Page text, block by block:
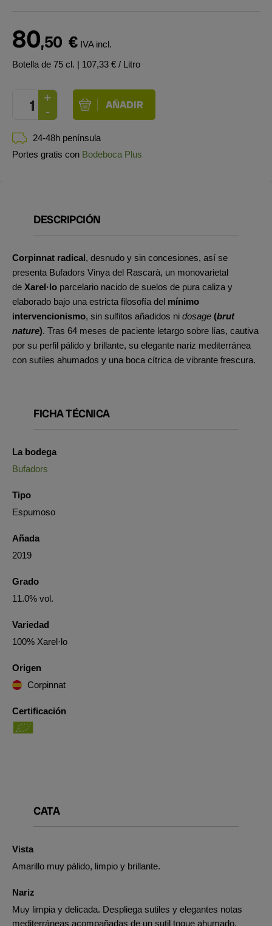
80,50 € IVA incl.
Botella de 75 cl. | 107,33 € / Litro
24-48h península
Portes gratis con Bodeboca Plus
DESCRIPCIÓN
Corpinnat radical, desnudo y sin concesiones, así se
presenta Bufadors Vinya del Rascarà, un monovarietal
de Xarel·lo parcelario nacido de suelos de pura caliza y
elaborado bajo una estricta filosofía del mínimo
intervencionismo, sin sulfitos añadidos ni dosage (brut
nature). Tras 64 meses de paciente letargo sobre lías, cautiva
por su perfil pálido y brillante, su elegante nariz mediterránea
con sutiles ahumados y una boca cítrica de vibrante frescura.
FICHA TÉCNICA
La bodega
Bufadors
Tipo
Espumoso
Añada
2019
Grado
11.0% vol.
Variedad
100% Xarel·lo
Origen
Corpinnat
Certificación
CATA
Vista
Amarillo muy pálido, limpio y brillante.
Nariz
Muy limpia y delicada. Despliega sutiles y elegantes notas
mediterráneas acompañadas de un sutil toque ahumado.